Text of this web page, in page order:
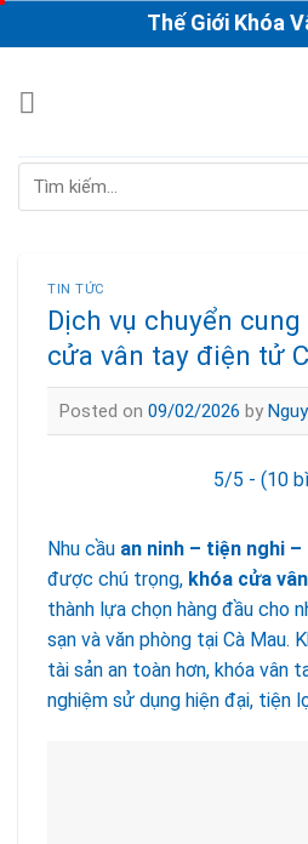
to
Thế Giới Khóa Vân
Tìm
TIN TỨC
Dịch vụ chuyển
cửa vân tay điện tử
Posted on 09/02/2026 by
5/5 - (10
Nhu cầu an ninh – tiện nghi –
được chú trọng, khóa cửa
thành lựa chọn hàng đầu cho
sạn và văn phòng tại Cà Mau.
tài sản an toàn hơn, khóa vân
nghiệm sử dụng hiện đại, tiện